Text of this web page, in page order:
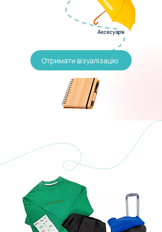
Аксесуари
Отримати візуалізацію